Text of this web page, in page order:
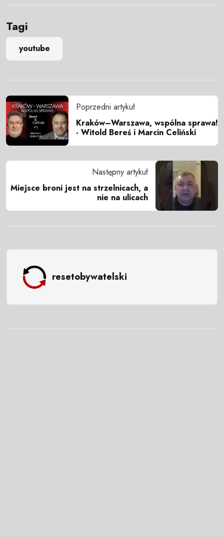
Tagi
youtube
Poprzedni artykuł
Kraków–Warszawa, wspólna sprawa!
- Witold Bereś i Marcin Celiński
Następny artykuł
Miejsce broni jest na strzelnicach, a
nie na ulicach
resetobywatelski